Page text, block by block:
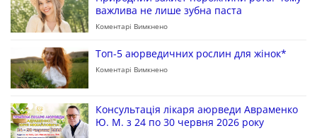
важлива не лише зубна паста
Коментарі Вимкнено
Топ-5 аюрведичних рослин для жінок*
Коментарі Вимкнено
Консультація лікаря аюрведи Авраменко
Ю. М. з 24 по 30 червня 2026 року